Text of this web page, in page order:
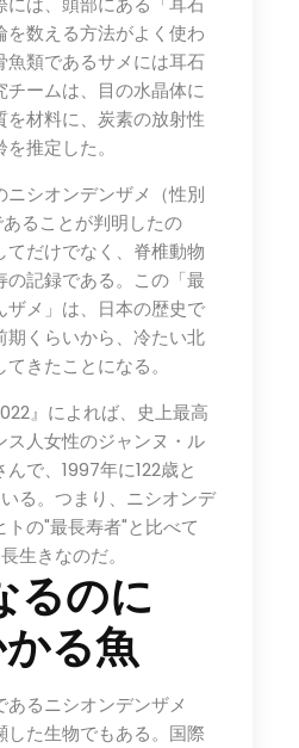
を数える方法がよく使わ
魚類であるサメには耳石
ームは、目の水晶体に
を材料に、炭素の放射性
推定した。
ニシオンデンザメ（性別
ることが判明したの
てだけでなく、脊椎動物
記録である。この「最
ザメ」は、日本の歴史で
期くらいから、冷たい北
きたことになる。
』によれば、史上最高
ス人女性のジャンヌ・ル
で、1997年に122歳と
る。つまり、ニシオンデ
トの"最長寿者"と比べて
生きなのだ。
るのに
る魚
るニシオンデンザメ
した生物でもある。国際